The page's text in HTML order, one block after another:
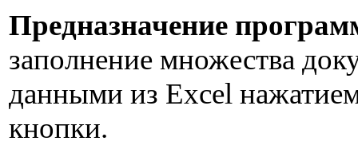
Предназначение
заполнение множества
данными из Excel
кнопки.